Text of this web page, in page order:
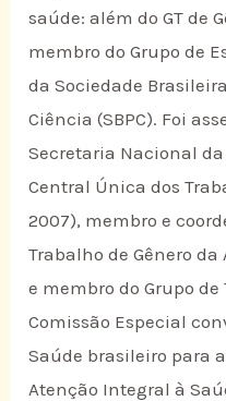
saúde: além do GT de
membro do Grupo de
da Sociedade
Ciência (SBPC). Foi
Secretaria Nacional
Central Única dos
2007), membro e
Trabalho de Gênero da
e membro do Grupo
Comissão Especial
Saúde brasileiro para
Atenção Integral à